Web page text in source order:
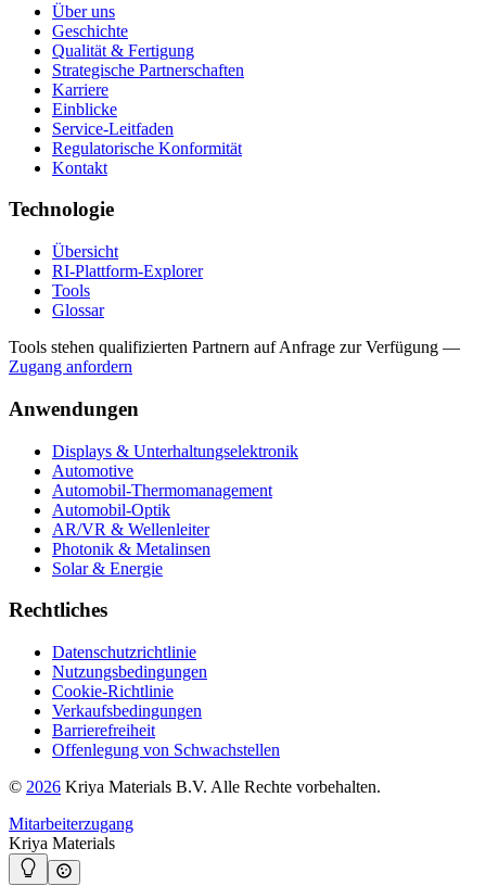
Über uns
Geschichte
Qualität & Fertigung
Strategische Partnerschaften
Karriere
Einblicke
Service-Leitfaden
Regulatorische Konformität
Kontakt
Technologie
Übersicht
RI-Plattform-Explorer
Tools
Glossar
Tools stehen qualifizierten Partnern auf Anfrage zur Verfügung —
Zugang anfordern
Anwendungen
Displays & Unterhaltungselektronik
Automotive
Automobil-Thermomanagement
Automobil-Optik
AR/VR & Wellenleiter
Photonik & Metalinsen
Solar & Energie
Rechtliches
Datenschutzrichtlinie
Nutzungsbedingungen
Cookie-Richtlinie
Verkaufsbedingungen
Barrierefreiheit
Offenlegung von Schwachstellen
© 2026 Kriya Materials B.V. Alle Rechte vorbehalten.
Mitarbeiterzugang
Kriya Materials